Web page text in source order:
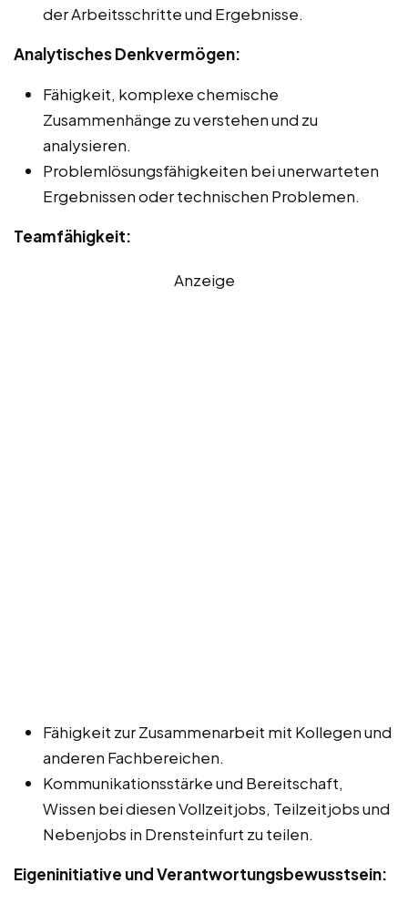
der Arbeitsschritte und Ergebnisse.
Analytisches Denkvermögen:
Fähigkeit, komplexe chemische
Zusammenhänge zu verstehen und zu
analysieren.
Problemlösungsfähigkeiten bei unerwarteten
Ergebnissen oder technischen Problemen.
Teamfähigkeit:
Anzeige
Fähigkeit zur Zusammenarbeit mit Kollegen und
anderen Fachbereichen.
Kommunikationsstärke und Bereitschaft,
Wissen bei diesen Vollzeitjobs, Teilzeitjobs und
Nebenjobs in Drensteinfurt zu teilen.
Eigeninitiative und Verantwortungsbewusstsein: